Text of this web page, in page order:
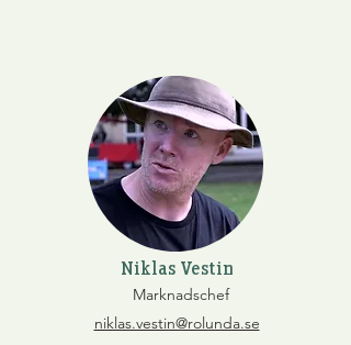
Niklas Vestin
Marknadschef
niklas.vestin@rolunda.se